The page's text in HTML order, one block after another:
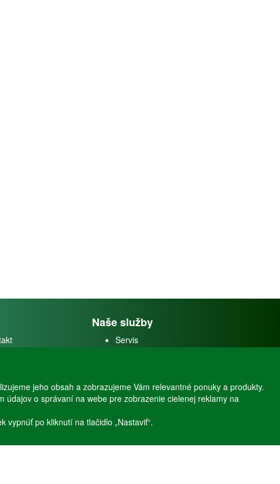
Naše služby
Servis
jeho obsah a zobrazujeme Vám relevantné ponuky a produkty.
údajov o správaní na webe pre zobrazenie cielenej reklamy na
vypnúť po kliknutí na tlačidlo „Nastaviť“.